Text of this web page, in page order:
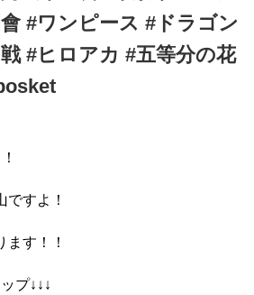
#ワンピース #ドラゴン
#ヒロアカ #五等分の花
ですよ！
ます！！
プ↓↓↓